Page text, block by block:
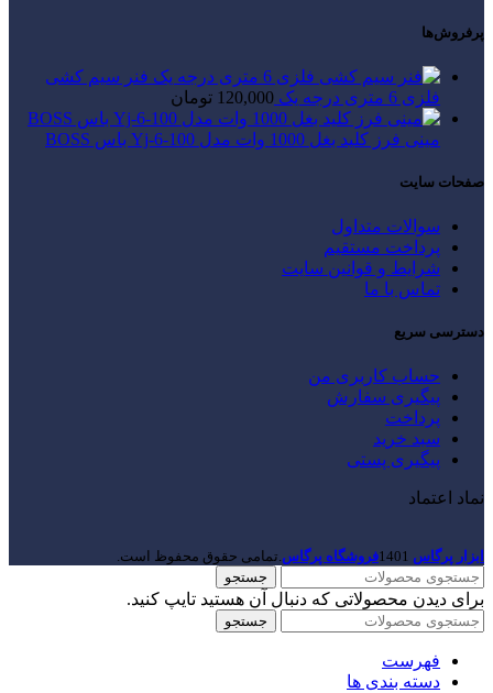
پرفروش‌ها
فنر سیم کشی
فلزی 6 متری درجه یک
120,000 تومان
مینی فرز کلید بغل 1000 وات مدل Yj-6-100 باس BOSS
صفحات سایت
سوالات متداول
پرداخت مستقیم
شرایط و قوانین سایت
تماس با ما
دسترسی سریع
حساب کاربری من
پیگیری سفارش
پرداخت
سبد خرید
پیگیری پستی
نماد اعتماد
ابزار پرگاس 1401فروشگاه پرگاس.تمامی حقوق محفوظ است.
جستجو
برای دیدن محصولاتی که دنبال آن هستید تایپ کنید.
جستجو
فهرست
دسته بندی ها